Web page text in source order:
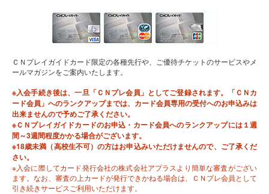
ＣＮプレイガイドカード限定の各種先行や、ご優待チケットのサービスやメ
ールマガジンをご案内いたします。
※入会手続き後は、一旦「ＣＮプレ会員」としてご登録されます。「ＣＮカ
ード会員」へのランクアップまでは、カード会員専用の受付へのお申込みは
出来ませんので予めご了承ください。
※ＣＮプレイガイドカードのお申込・カード会員へのランクアップには１週
間～3週間程度かかる場合がございます。
※18歳未満（高校生不可）の方はお申込みいただけませんので、ご了承くだ
さい。
※入会に際してカード発行会社の株式会社アプラスより簡単な審査がござい
ます。なお、審査の上カードが発行できかねる場合は、ＣＮプレ会員として
引き続きサービスご利用いただけます。